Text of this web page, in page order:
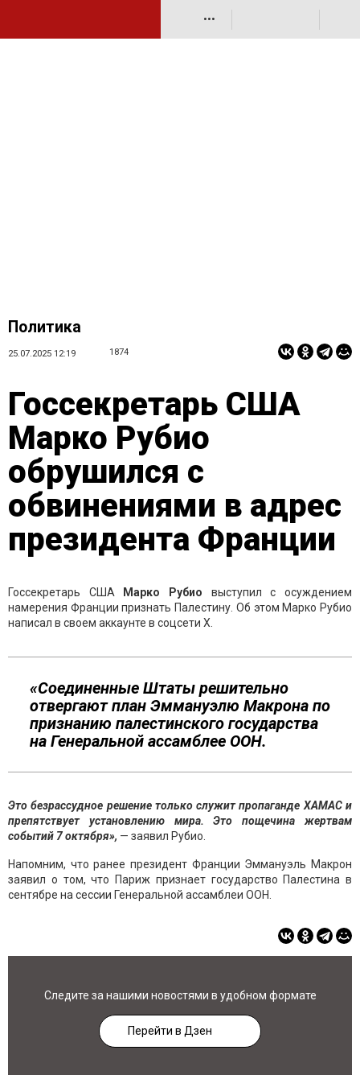
•••
Политика
25.07.2025 12:19 1874
Госсекретарь США
Марко Рубио
обрушился с
обвинениями в адрес
президента Франции
Госсекретарь США Марко Рубио выступил с осуждением
намерения Франции признать Палестину. Об этом Марко Рубио
написал в своем аккаунте в соцсети Х.
«Соединенные Штаты решительно
отвергают план Эммануэлю Макрона по
признанию палестинского государства
на Генеральной ассамблее ООН.
Это безрассудное решение только служит пропаганде ХАМАС и
препятствует установлению мира. Это пощечина жертвам
событий 7 октября», — заявил Рубио.
Напомним, что ранее президент Франции Эммануэль Макрон
заявил о том, что Париж признает государство Палестина в
сентябре на сессии Генеральной ассамблеи ООН.
Следите за нашими новостями в удобном формате
Перейти в Дзен